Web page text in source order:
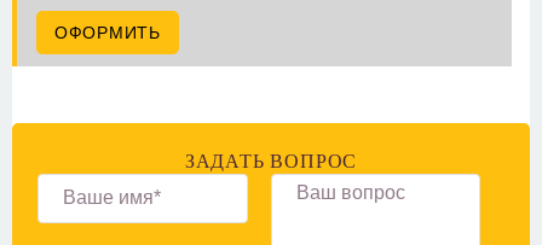
ОФОРМИТЬ
ЗАДАТЬ ВОПРОС